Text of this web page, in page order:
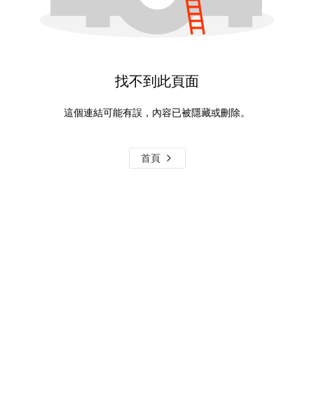
找不到此頁面
這個連結可能有誤，內容已被隱藏或刪除。
首頁